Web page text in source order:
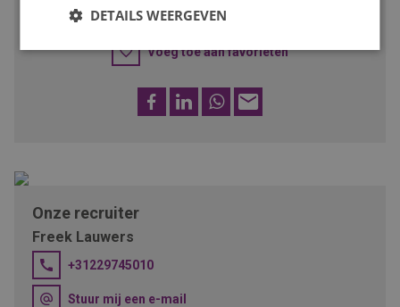
FacebookLinkedInWhatsApp
Voeg toe aan favorieten
Onze recruiter
Freek Lauwers
+31229745010
Stuur mij een e-mail
DETAILS WEERGEVEN